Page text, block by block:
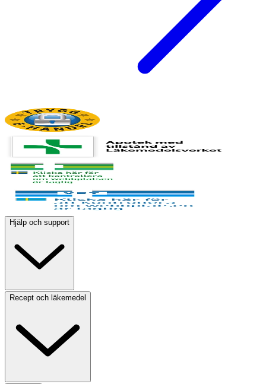
Hjälp och support
Recept och läkemedel